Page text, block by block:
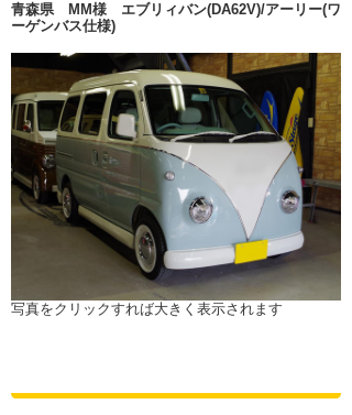
青森県 MM様 エブリィバン(DA62V)/アーリー(ワ
ーゲンバス仕様)
写真をクリックすれば大きく表示されます